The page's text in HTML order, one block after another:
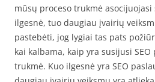
mūsų proceso trukmė
ilgesnė, tuo daugiau įvairių
pastebėti, jog lygiai tas pats
kai kalbama, kaip yra susijusi
trukmė. Kuo ilgesnė yra SEO